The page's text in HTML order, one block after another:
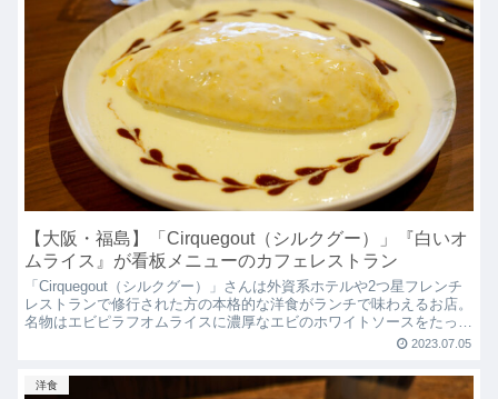
【大阪・福島】「Cirquegout（シルクグー）」『白いオ
ムライス』が看板メニューのカフェレストラン
「Cirquegout（シルクグー）」さんは外資系ホテルや2つ星フレンチ
レストランで修行された方の本格的な洋食がランチで味わえるお店。
名物はエビピラフオムライスに濃厚なエビのホワイトソースをたっぷ
2023.07.05
洋食